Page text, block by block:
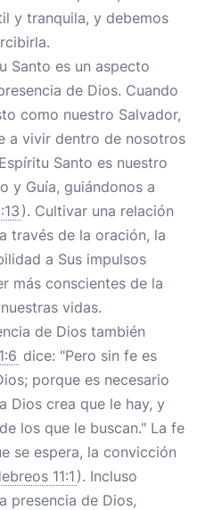
y tranquila, y debemos
Santo es un aspecto
de Dios. Cuando
como nuestro Salvador,
a vivir dentro de nosotros
Santo es nuestro
y Guía, guiándonos a
). Cultivar una relación
través de la oración, la
a Sus impulsos
más conscientes de la
vidas.
de Dios también
dice: "Pero sin fe es
porque es necesario
Dios crea que le hay, y
los que le buscan." La fe
se espera, la convicción
11:1 ). Incluso
presencia de Dios,